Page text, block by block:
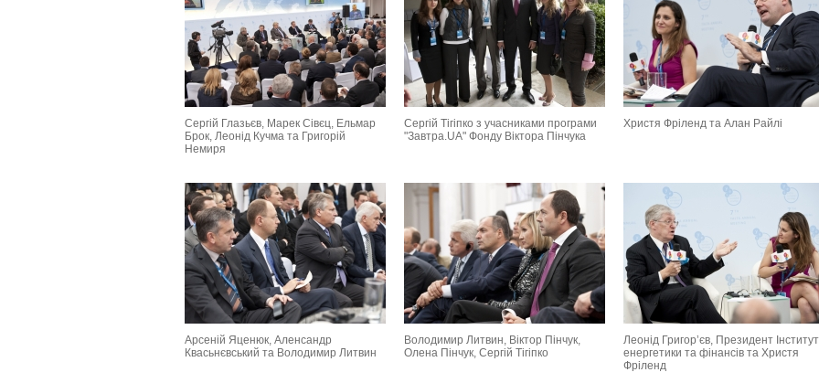
Сергій Глазьєв, Марек Сівєц, Ельмар
Брок, Леонід Кучма та Григорій
Немиря
Сергій Тігіпко з учасниками програми
"Завтра.UA" Фонду Віктора Пінчука
Христя Фріленд та Алан Райлі
Арсеній Яценюк, Аленсандр
Квасьнєвський та Володимир Литвин
Володимир Литвин, Віктор Пінчук,
Олена Пінчук, Сергій Тігіпко
Леонід Григор’єв, Президент
енергетики та фінансів та Христя
Фріленд